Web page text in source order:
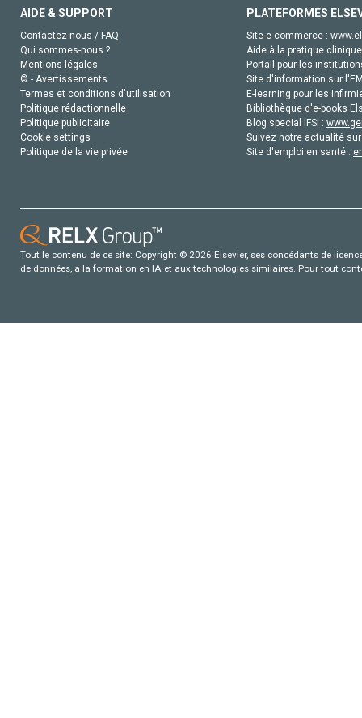
AIDE & SUPPORT
Contactez-nous / FAQ
Qui sommes-nous ?
Mentions légales
© - Avertissements
Termes et conditions d'utilisation
Politique rédactionnelle
Politique publicitaire
Cookie settings
Politique de la vie privée
PLATEFORMES
Site e-commerce :
Aide à la pratique
Portail pour les
Site d'information sur
E-learning pour les
Bibliothèque d'e-books
Blog special IFSI :
Suivez notre actualité
Site d'emploi en santé :
Tout le contenu de ce site: Copyright © 2026 Elsevier, ses concédants de
de données, a la formation en IA et aux technologies similaires. Pour tout